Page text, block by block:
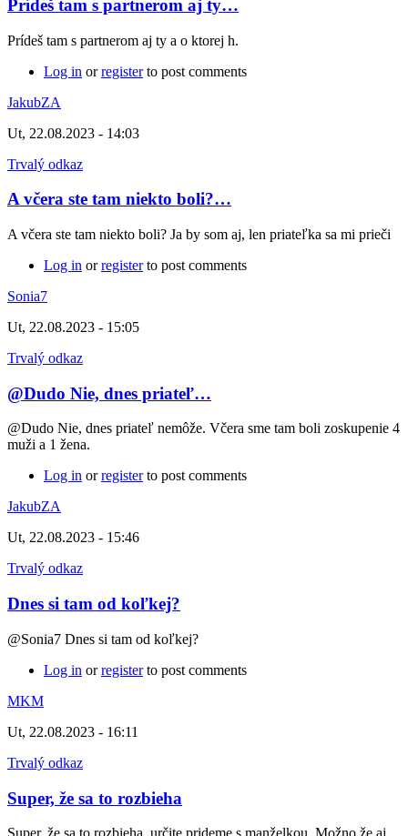
Prídeš tam s partnerom aj ty…
Prídeš tam s partnerom aj ty a o ktorej h.
Log in orregisterto post comments
JakubZA
Ut, 22.08.2023 - 14:03
Trvalý odkaz
A včera ste tam niekto boli?…
A včera ste tam niekto boli? Ja by som aj, len priateľka sa mi prieči
Log in orregisterto post comments
Sonia7
Ut, 22.08.2023 - 15:05
Trvalý odkaz
@Dudo Nie, dnes priateľ…
@Dudo Nie, dnes priateľ nemôže. Včera sme tam boli zoskupenie 4
muži a 1 žena.
Log in orregisterto post comments
JakubZA
Ut, 22.08.2023 - 15:46
Trvalý odkaz
Dnes si tam od koľkej?
@Sonia7 Dnes si tam od koľkej?
Log in orregisterto post comments
MKM
Ut, 22.08.2023 - 16:11
Trvalý odkaz
Super, že sa to rozbieha